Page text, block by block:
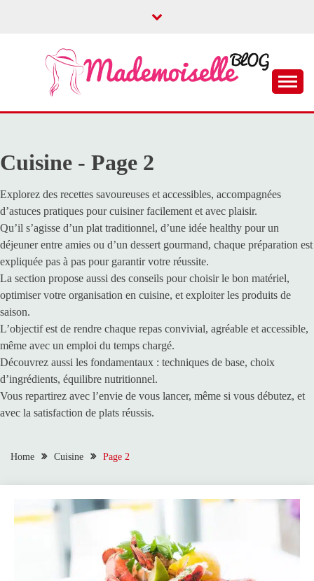
MADEMOISELLE
Cuisine - Page 2
Explorez des recettes savoureuses et accessibles, accompagnées
d’astuces pratiques pour cuisiner facilement et avec plaisir.
Qu’il s’agisse d’un plat traditionnel, d’une idée healthy pour un
déjeuner entre amies ou d’un dessert gourmand, chaque préparation est
expliquée pas à pas pour garantir votre réussite.
La section propose aussi des conseils pour choisir le bon matériel,
optimiser votre organisation en cuisine, et exploiter les produits de
saison.
L’objectif est de rendre chaque repas convivial, agréable et accessible,
même avec un emploi du temps chargé.
Découvrez aussi les fondamentaux : techniques de base, choix
d’ingrédients, équilibre nutritionnel.
Vous repartirez avec l’envie de vous lancer, même si vous débutez, et
avec la satisfaction de plats réussis.
Home Cuisine Page 2